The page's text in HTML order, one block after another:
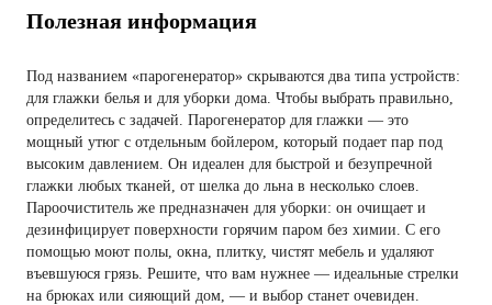
Вещь хорошая, нужная маленько заедает кнопка подачи
пара. А так нормально
Полезная информация
Под названием «парогенератор» скрываются два типа устройств:
для глажки белья и для уборки дома. Чтобы выбрать правильно,
определитесь с задачей. Парогенератор для глажки — это
мощный утюг с отдельным бойлером, который подает пар под
высоким давлением. Он идеален для быстрой и безупречной
глажки любых тканей, от шелка до льна в несколько слоев.
Пароочиститель же предназначен для уборки: он очищает и
дезинфицирует поверхности горячим паром без химии. С его
помощью моют полы, окна, плитку, чистят мебель и удаляют
въевшуюся грязь. Решите, что вам нужнее — идеальные стрелки
на брюках или сияющий дом, — и выбор станет очевиден.